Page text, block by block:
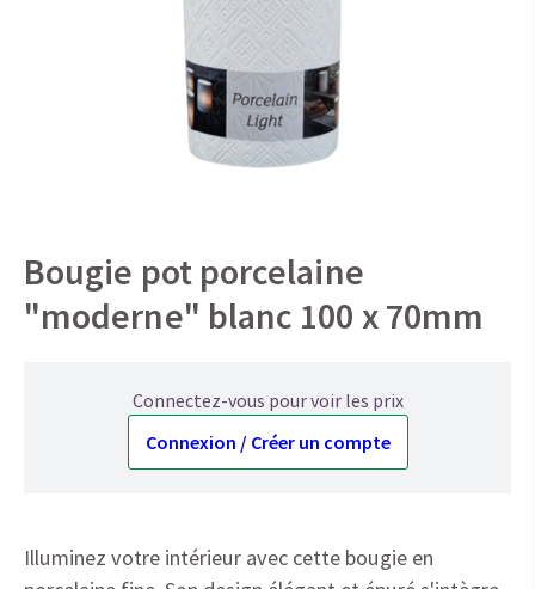
Bougie pot porcelaine
"moderne" blanc 100 x 70mm
Illuminez votre intérieur avec cette bougie en
Connectez-vous pour voir les prix
Connexion / Créer un compte